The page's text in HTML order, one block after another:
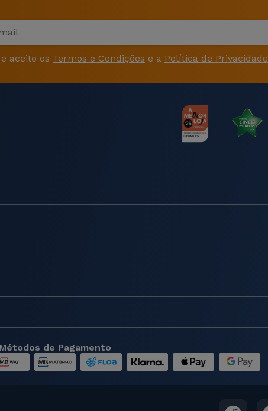
aceito os Termos e Condições e a Política de Privacidade
Métodos de Pagamento